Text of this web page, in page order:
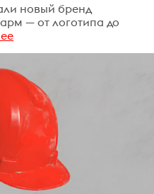
новый бренд
— от логотипа до